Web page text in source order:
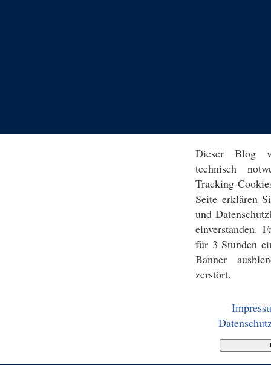
Dieser Blog
technisch
Tracking-
Seite erklären
und
einverstanden.
für 3 Stunden
Banner
zerstört.